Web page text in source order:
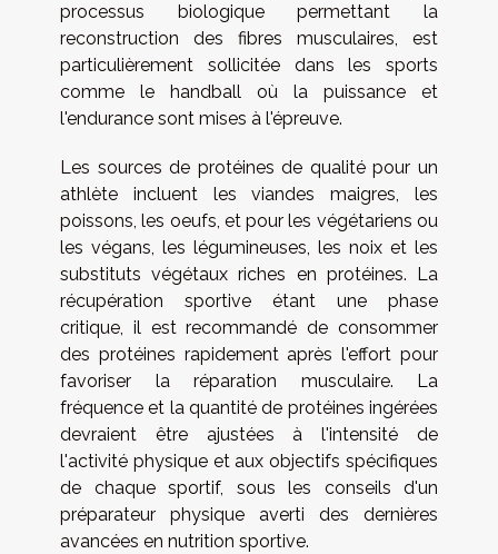
processus biologique permettant la
reconstruction des fibres musculaires, est
particulièrement sollicitée dans les sports
comme le handball où la puissance et
l'endurance sont mises à l'épreuve.
Les sources de protéines de qualité pour un
athlète incluent les viandes maigres, les
poissons, les oeufs, et pour les végétariens ou
les végans, les légumineuses, les noix et les
substituts végétaux riches en protéines. La
récupération sportive étant une phase
critique, il est recommandé de consommer
des protéines rapidement après l'effort pour
favoriser la réparation musculaire. La
fréquence et la quantité de protéines ingérées
devraient être ajustées à l'intensité de
l'activité physique et aux objectifs spécifiques
de chaque sportif, sous les conseils d'un
préparateur physique averti des dernières
avancées en nutrition sportive.